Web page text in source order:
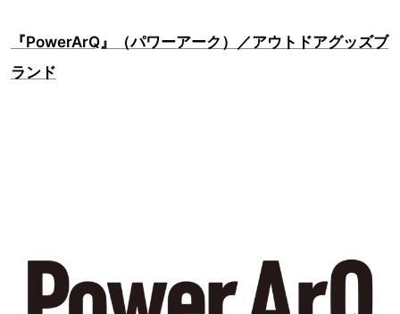
『PowerArQ』（パワーアーク）／アウトドアグッズブ
ランド